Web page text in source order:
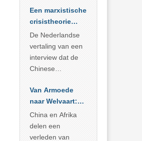
Een marxistische
crisistheorie
voor vandaag
De Nederlandse
vertaling van een
interview dat de
Chinese
Sociale
Wetenschappen
afnam van de
Britse
marxistische
Van Armoede
naar Welvaart:
Wat Afrika kan
leren van
China’s
China en Afrika
delen een
verleden van